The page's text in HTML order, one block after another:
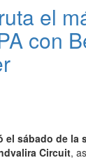
el
con
el sábado de la
Circuit,